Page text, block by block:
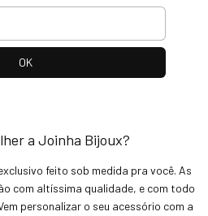
a Joinha Bijoux?
feito sob medida pra você. As
com altíssima qualidade, e com todo
personalizar o seu acessório com a